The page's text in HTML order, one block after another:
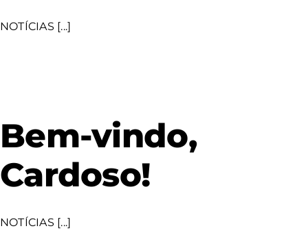
NOTÍCIAS [...]
Bem-vindo,
Cardoso!
NOTÍCIAS [...]